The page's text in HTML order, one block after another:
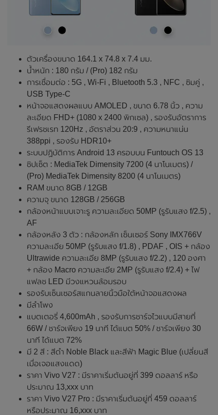
ตัวเครื่องขนาด 164.1 x 74.8 x 7.4 มม.
น้ำหนัก : 180 กรัม / (Pro) 182 กรัม
การเชื่อมต่อ : 5G , Wi-Fi , Bluetooth 5.3 , NFC , ซิมคู่ ,
USB Type-C
หน้าจอแสดงผลแบบ AMOLED , ขนาด 6.78 นิ้ว , ความ
ละเอียด FHD+ (1080 x 2400 พิกเซล) , รองรับอัตราการ
รีเฟรชเรท 120Hz , อัตราส่วน 20:9 , ความหนาแน่น
388ppi , รองรับ HDR10+
ระบบปฏิบัติการ Android 13 ครอบบน Funtouch OS 13
ชิปเซ็ต : MediaTek Dimensity 7200 (4 นาโนเมตร) /
(Pro) MediaTek Dimensity 8200 (4 นาโนเมตร)
RAM ขนาด 8GB / 12GB
ความจุ ขนาด 128GB / 256GB
กล้องหน้าแบบเจาะรู ความละเอียด 50MP (รูรับแสง f/2.5) ,
AF
กล้องหลัง 3 ตัว : กล้องหลัก เซ็นเซอร์ Sony IMX766V
ความละเอีย 50MP (รูรับแสง f/1.8) , PDAF , OIS + กล้อง
Ultrawide ความละเอีย 8MP (รูรับแสง f/2.2) , 120 องศา
+ กล้อง Macro ความละเอีย 2MP (รูรับแสง f/2.4) + ไฟ
แฟลช LED มีวงแหวนล้อมรอบ
รองรับเซ็นเซอร์สแกนลายนิ้วมือใต้หน้าจอแสดงผล
มีลำโพง
แบตเตอรี่ 4,600mAh , รองรับการชาร์จไวแบบมีสายที่
66W / ชาร์จเพียง 19 นาที ได้แบต 50% / ชาร์จเพียง 30
นาที ได้แบต 72%
มี 2 สี : สีดำ Noble Black และสีฟ้า Magic Blue (เปลี่ยนสี
เมื่อเจอแสงแดด)
ราคา Vivo V27 : มีราคาเริ่มต้นอยู่ที่ 399 ดอลลาร์ หรือ
ประมาณ 13,xxx บาท
ราคา Vivo V27 Pro : มีราคาเริ่มต้นอยู่ที่ 459 ดอลลาร์
หรือประมาณ 16,xxx บาท